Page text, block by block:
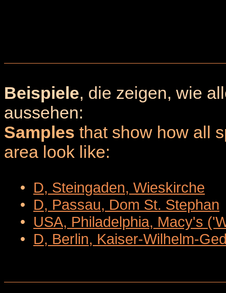
Beispiele, die zeigen, wie
aussehen:
Samples that show how all
area look like:
• D, Steingaden, Wieskirche
• D, Passau, Dom St. Stephan
• USA, Philadelphia, Macy's
• D, Berlin, Kaiser-Wilhelm-